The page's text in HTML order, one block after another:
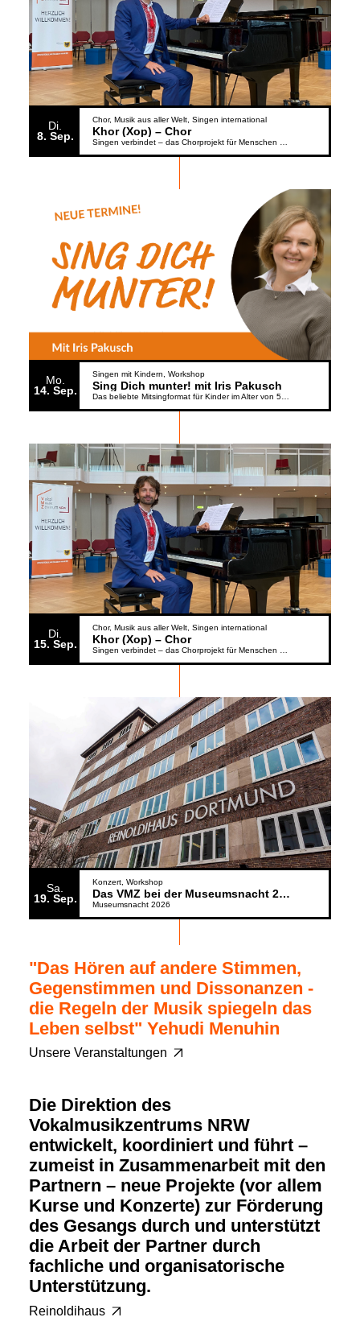
Di.
8 Sep.
Chor Musik aus aller Welt Singen international
Khor (Xop) – Chor
Singen verbindet – das Chorprojekt für Menschen aus der Ukraine
Mo.
14 Sep.
Singen mit Kindern Workshop
Sing Dich munter! mit Iris Pakusch
Das beliebte Mitsingformat für Kinder im Alter von 5 bis 6 Jahren geht weiter
Di.
15 Sep.
Chor Musik aus aller Welt Singen international
Khor (Xop) – Chor
Singen verbindet – das Chorprojekt für Menschen aus der Ukraine
Sa.
19 Sep.
Konzert Workshop
Das VMZ bei der Museumsnacht 2026
Museumsnacht 2026
"Das Hören auf andere Stimmen,
Gegenstimmen und Dissonanzen -
die Regeln der Musik spiegeln das
Leben selbst" Yehudi Menuhin
Unsere Veranstaltungen
Die Direktion des
Vokalmusikzentrums NRW
entwickelt, koordiniert und führt –
zumeist in Zusammenarbeit mit den
Partnern – neue Projekte (vor allem
Kurse und Konzerte) zur Förderung
des Gesangs durch und unterstützt
die Arbeit der Partner durch
fachliche und organisatorische
Unterstützung.
Reinoldihaus